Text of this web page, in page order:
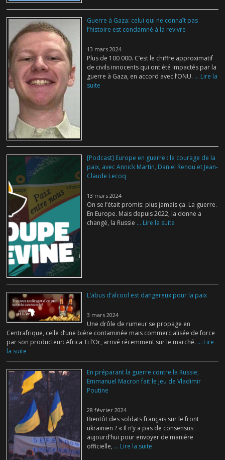
Guerre à Gaza: celui qui ne connaît pas
l’histoire est condamné à la revivre
13 mars 2024
Plus de 100 000. C’est le chiffre approximatif
de civils innocents qui ont été impactés par la
guerre à Gaza, en accord avec l’ONU. ... Lire la
suite
[Podcast] Europe en guerre : le courage de la
paix, avec Annick Martin, Daniel Renou et Jean-
Claude Lecoq
13 mars 2024
On se l’était promis: plus jamais ça. La guerre.
En Europe. Mais depuis 2022, la donne a
changé, la Russie ... Lire la suite
L’abus d’alcool est dangereux pour la paix
3 mars 2024
Une drôle de rumeur se propage en
Centrafrique, celle d’une bière contaminée mais commercialisée de force
par son producteur: Africa Ti l’Or, arrivé récemment sur le marché. ... Lire
la suite
En préparant la guerre contre la Russie,
Emmanuel Macron fait le jeu de Vladimir
Poutine
28 février 2024
Bientôt des soldats français sur le front
ukrainien ? « Il n’y a pas de consensus
aujourd’hui pour envoyer de manière
officielle, ... Lire la suite